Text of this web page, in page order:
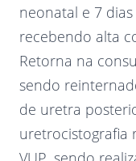
neonatal e 7
recebendo alta
Retorna na
sendo
de uretra
uretrocistografia